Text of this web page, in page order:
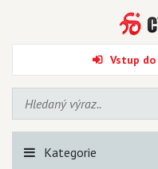
Vstup
Kategorie